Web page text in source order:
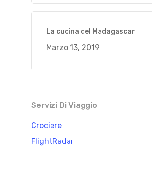
La cucina del Madagascar
Marzo 13, 2019
Servizi Di Viaggio
Crociere
FlightRadar